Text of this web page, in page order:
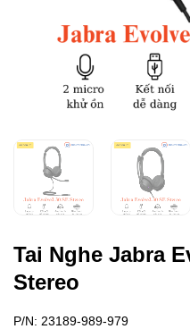
Tai Nghe Jabra
Stereo
P/N: 23189-989-979